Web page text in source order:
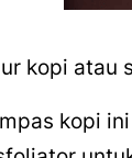
kopi atau
kopi